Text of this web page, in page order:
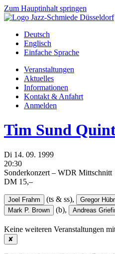
Zum Hauptinhalt springen
Deutsch
Englisch
Einfache Sprache
Veranstaltungen
Aktuelles
Informationen
Kontakt & Anfahrt
Anmelden
Tim Sund
Di 14. 09. 1999
20:30
Sonderkonzert – WDR Mittschnitt
DM 15,–
Joel Frahm (ts & ss), Gregor
Mark P. Brown (b), Andreas
Keine weiteren Veranstaltungen
✘